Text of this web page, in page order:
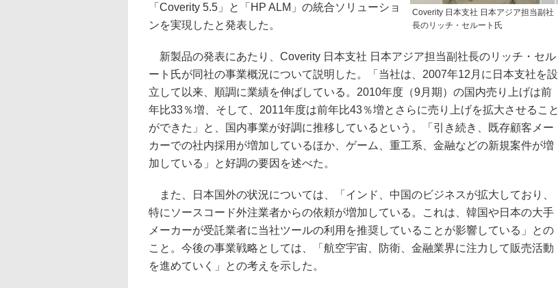
Coverity 日本支社 日本アジア担当副社
長のリッチ・セルート氏
「Coverity 5.5」と「HP ALM」の統合ソリューショ
ンを実現したと発表した。
新製品の発表にあたり、Coverity 日本支社 日本アジア担当副社長のリッチ・セル
ート氏が同社の事業概況について説明した。「当社は、2007年12月に日本支社を設
立して以来、順調に業績を伸ばしている。2010年度（9月期）の国内売り上げは前
年比33％増、そして、2011年度は前年比43％増とさらに売り上げを拡大させること
ができた」と、国内事業が好調に推移しているという。「引き続き、既存顧客メー
カーでの社内採用が増加しているほか、ゲーム、重工系、金融などの新規案件が増
加している」と好調の要因を述べた。
また、日本国外の状況については、「インド、中国のビジネスが拡大しており、
特にソースコード外注業者からの依頼が増加している。これは、韓国や日本の大手
メーカーが受託業者に当社ツールの利用を推奨していることが影響している」との
こと。今後の事業戦略としては、「航空宇宙、防衛、金融業界に注力して販売活動
を進めていく」との考えを示した。